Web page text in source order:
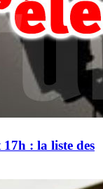
: la liste des